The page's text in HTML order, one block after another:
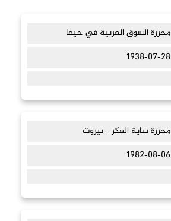
مجزرة السوق العربية في حيفا
1938-07-28
مجزرة بناية العكر - بيروت
1982-08-06